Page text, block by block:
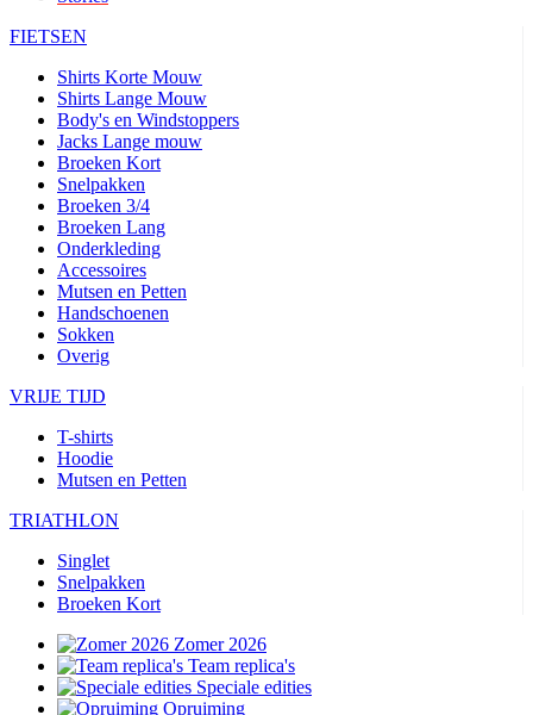
FIETSEN
Shirts Korte Mouw
Shirts Lange Mouw
Body's en Windstoppers
Jacks Lange mouw
Broeken Kort
Snelpakken
Broeken 3/4
Broeken Lang
Onderkleding
Accessoires
Mutsen en Petten
Handschoenen
Sokken
Overig
VRIJE TIJD
T-shirts
Hoodie
Mutsen en Petten
TRIATHLON
Singlet
Snelpakken
Broeken Kort
Zomer 2026
Team replica's
Speciale edities
Opruiming